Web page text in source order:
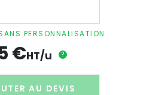
PERSONNALISATION
€HT/u ?
AU DEVIS